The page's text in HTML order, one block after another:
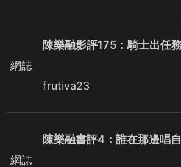
網誌
陳樂融影評175：騎士出任
frutiva23
網誌
陳樂融書評4：誰在那邊唱